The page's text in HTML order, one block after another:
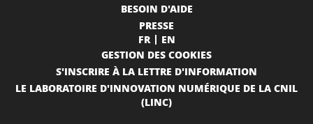
BESOIN D'AIDE
PRESSE
FR
EN
GESTION DES COOKIES
S'INSCRIRE À LA LETTRE D'INFORMATION
LE LABORATOIRE D'INNOVATION NUMÉRIQUE DE LA CNIL
(LINC)